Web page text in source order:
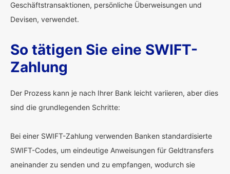
Geschäftstransaktionen, persönliche Überweisungen und
Devisen, verwendet.
So tätigen Sie eine SWIFT-
Zahlung
Der Prozess kann je nach Ihrer Bank leicht variieren, aber dies
sind die grundlegenden Schritte:
Bei einer SWIFT-Zahlung verwenden Banken standardisierte
SWIFT-Codes, um eindeutige Anweisungen für Geldtransfers
aneinander zu senden und zu empfangen, wodurch sie